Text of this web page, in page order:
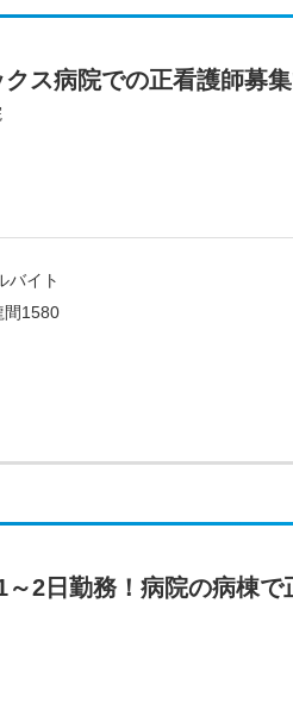
ス病院での正看護師募
バイト
間1580
2日勤務！病院の病棟で